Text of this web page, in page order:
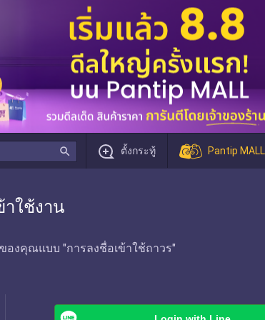
search ตั้งกระทู้ Pantip MALL
าใช้งาน
องคุณแบบ "การลงชื่อเข้าใช้ถาวร"